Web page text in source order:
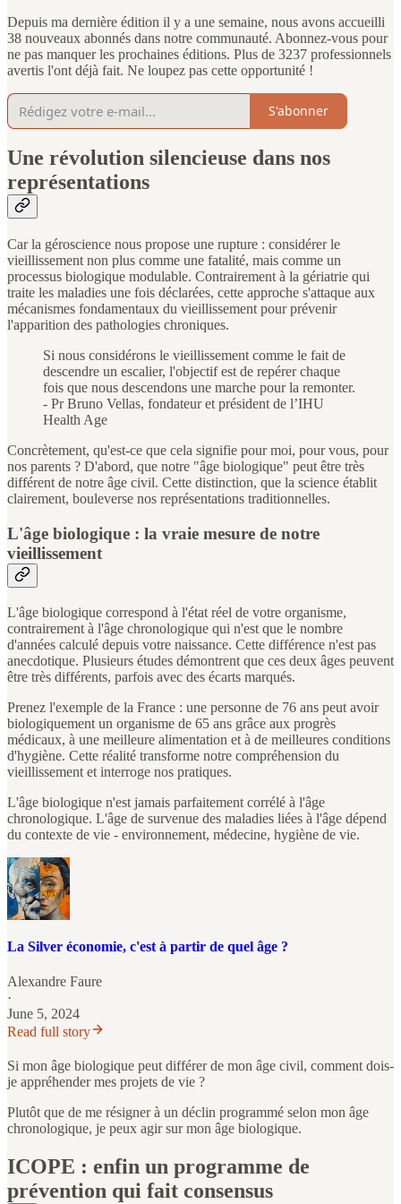
Depuis ma dernière édition il y a une semaine, nous avons accueilli
38 nouveaux abonnés dans notre communauté. Abonnez-vous pour
ne pas manquer les prochaines éditions. Plus de 3237 professionnels
avertis l'ont déjà fait. Ne loupez pas cette opportunité !
S'abonner
Une révolution silencieuse dans nos
représentations
Car la géroscience nous propose une rupture : considérer le
vieillissement non plus comme une fatalité, mais comme un
processus biologique modulable. Contrairement à la gériatrie qui
traite les maladies une fois déclarées, cette approche s'attaque aux
mécanismes fondamentaux du vieillissement pour prévenir
l'apparition des pathologies chroniques.
Si nous considérons le vieillissement comme le fait de
descendre un escalier, l'objectif est de repérer chaque
fois que nous descendons une marche pour la remonter.
- Pr Bruno Vellas, fondateur et président de l’IHU
Health Age
Concrètement, qu'est-ce que cela signifie pour moi, pour vous, pour
nos parents ? D'abord, que notre "âge biologique" peut être très
différent de notre âge civil. Cette distinction, que la science établit
clairement, bouleverse nos représentations traditionnelles.
L'âge biologique : la vraie mesure de notre
vieillissement
L'âge biologique correspond à l'état réel de votre organisme,
contrairement à l'âge chronologique qui n'est que le nombre
d'années calculé depuis votre naissance. Cette différence n'est pas
anecdotique. Plusieurs études démontrent que ces deux âges peuvent
être très différents, parfois avec des écarts marqués.
Prenez l'exemple de la France : une personne de 76 ans peut avoir
biologiquement un organisme de 65 ans grâce aux progrès
médicaux, à une meilleure alimentation et à de meilleures conditions
d'hygiène. Cette réalité transforme notre compréhension du
vieillissement et interroge nos pratiques.
L'âge biologique n'est jamais parfaitement corrélé à l'âge
chronologique. L'âge de survenue des maladies liées à l'âge dépend
du contexte de vie - environnement, médecine, hygiène de vie.
La Silver économie, c'est à partir de quel âge ?
Alexandre Faure
·
June 5, 2024
Read full story
Si mon âge biologique peut différer de mon âge civil, comment dois-
je appréhender mes projets de vie ?
Plutôt que de me résigner à un déclin programmé selon mon âge
chronologique, je peux agir sur mon âge biologique.
ICOPE : enfin un programme de
prévention qui fait consensus